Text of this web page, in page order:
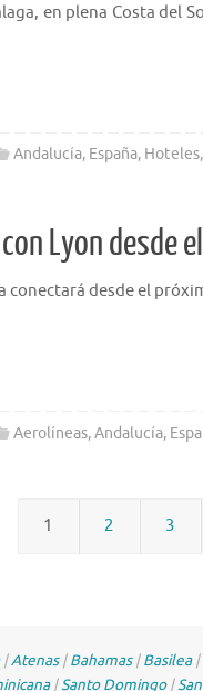
en plena Costa del
Andalucía, España, Hoteles,
Lyon desde
conectará desde el
Aerolíneas,Andalucía,
1 2 3
|Atenas|Bahamas|Basilea|
|Santo Domingo|